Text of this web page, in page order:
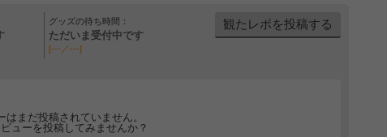
グッズの待ち時間：
ただいま受付中です
[---／---]
観たレポを投稿する
はまだ投稿されていません。
ューを投稿してみませんか？